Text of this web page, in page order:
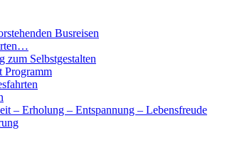
Busreisen
zum Selbstgestalten
Programm
– Erholung – Entspannung – Lebensfreude